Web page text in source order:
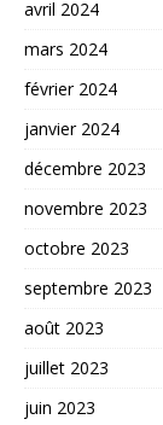
avril 2024
mars 2024
février 2024
janvier 2024
décembre 2023
novembre 2023
octobre 2023
septembre 2023
août 2023
juillet 2023
juin 2023